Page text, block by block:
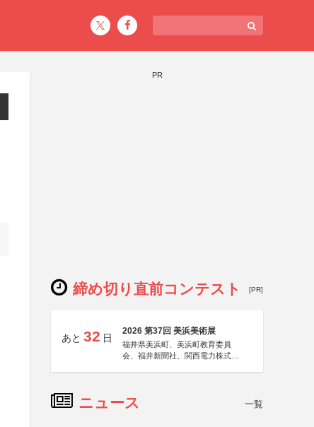
PR
締め切り直前コンテスト [PR]
あと 32 日
2026 第37回 美浜美術展
福井県美浜町、美浜町教育委員
会、福井新聞社、関西電力株式会
ニュース 一覧